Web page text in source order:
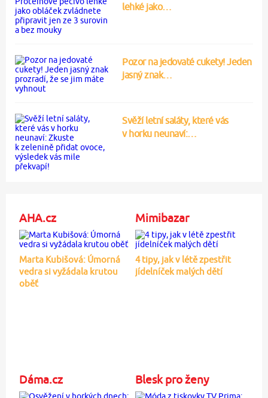
lehké jako…
Pozor na jedovaté cukety! Jeden
jasný znak…
Svěží letní saláty, které vás
v horku neunaví:…
AHA.cz
Marta Kubišová: Úmorná
vedra si vyžádala krutou
oběť
Mimibazar
4 tipy, jak v létě zpestřit
jídelníček malých dětí
Dáma.cz Blesk pro ženy